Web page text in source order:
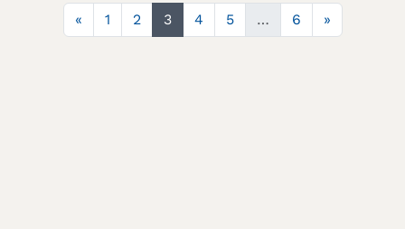
«Anterior
1 2 3 4 5 … 6 »Siguiente